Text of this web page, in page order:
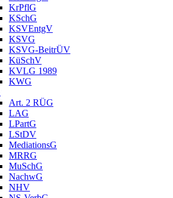
KrPflG
KSchG
KSVEntgV
KSVG
KSVG-BeitrÜV
KüSchV
KVLG 1989
KWG
Art. 2 RÜG
LAG
LPartG
LStDV
MediationsG
MRRG
MuSchG
NachwG
NHV